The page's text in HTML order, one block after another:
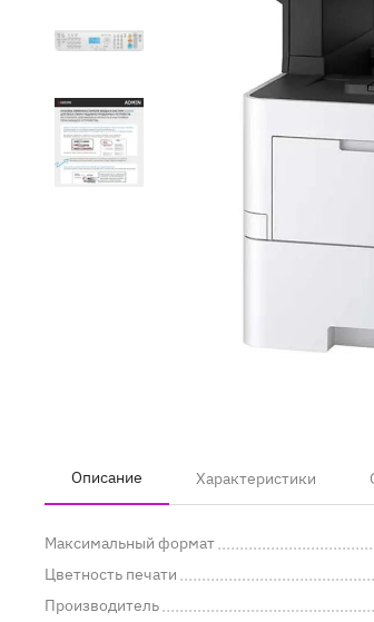
Описание Характеристики
Максимальный формат
Цветность печати
Производитель